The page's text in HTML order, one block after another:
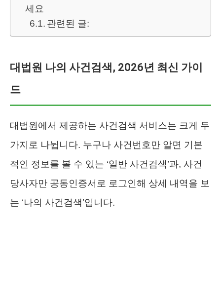
세요
관련된 글:
대법원 나의 사건검색, 2026년 최신 가이
드
대법원에서 제공하는 사건검색 서비스는 크게 두
가지로 나뉩니다. 누구나 사건번호만 알면 기본
적인 정보를 볼 수 있는 ‘일반 사건검색’과, 사건
당사자만 공동인증서로 로그인해 상세 내역을 보
는 ‘나의 사건검색’입니다.